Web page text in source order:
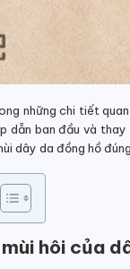
những chi tiết
dẫn ban đầu và
dây da đồng hồ
hôi của